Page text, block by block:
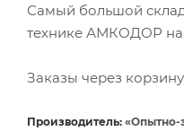
Самый большой склад
технике АМКОДОР на
Заказы через
Производитель: «Опытно-